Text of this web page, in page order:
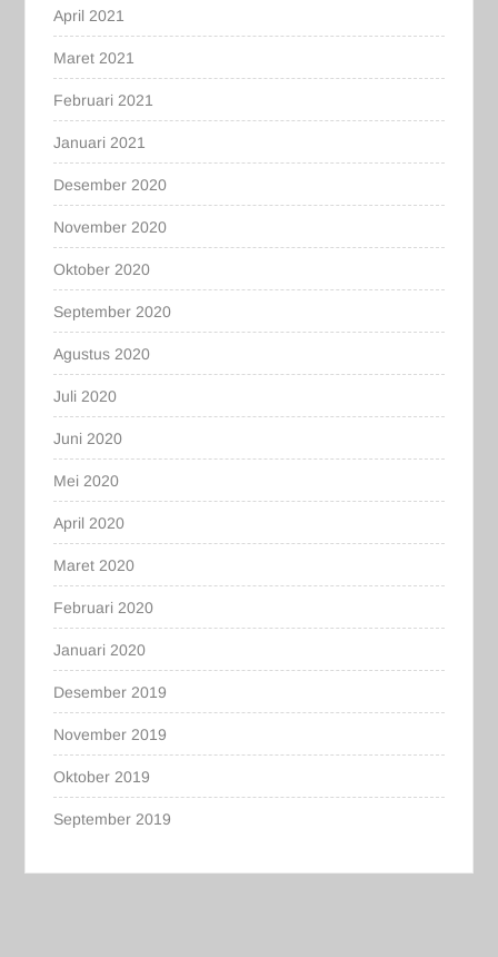
April 2021
Maret 2021
Februari 2021
Januari 2021
Desember 2020
November 2020
Oktober 2020
September 2020
Agustus 2020
Juli 2020
Juni 2020
Mei 2020
April 2020
Maret 2020
Februari 2020
Januari 2020
Desember 2019
November 2019
Oktober 2019
September 2019